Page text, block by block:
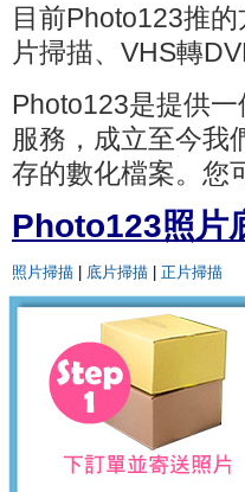
目前Photo123推
片掃描、VHS轉
Photo123是提供
服務，成立至今我
存的數化檔案。您
Photo123照片
照片掃描 底片掃描 正片掃描